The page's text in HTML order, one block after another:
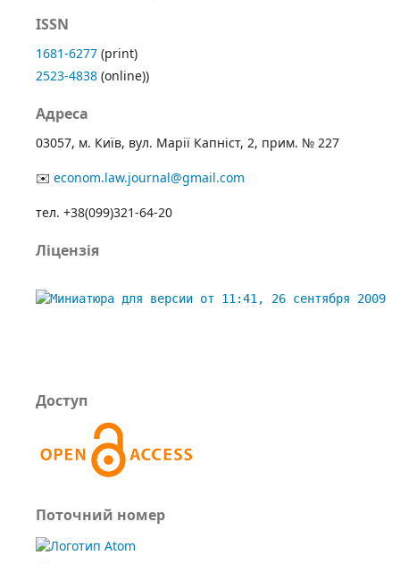
ISSN
1681-6277 (print)
2523-4838 (online))
Адреса
03057, м. Київ, вул. Марії Капніст, 2, прим. № 227
✉️ econom.law.journal@gmail.com
тел. +38(099)321-64-20
Ліцензія
Доступ
Поточний номер